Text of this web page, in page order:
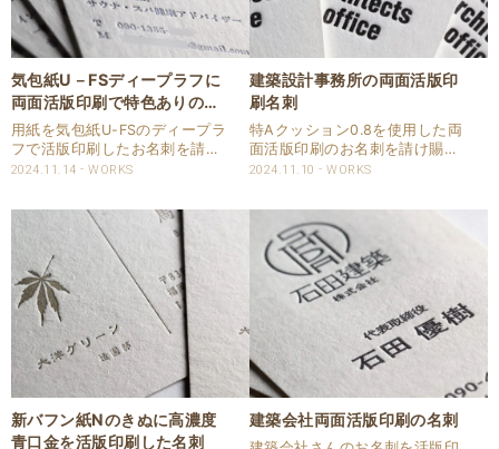
気包紙U－FSディープラフに
両面活版印刷で特色ありの名
刺
用紙を気包紙U-FSのディープラ
フで活版印刷したお名刺を請け
賜わりました。 気包紙Uの
味します。 「FS」はFSC森林認
証紙を意味しています。 用紙の
テクスチャーはライトラフ、ミ
ディア..
2024.11.14 WORKS
建築設計事務所の両面活版印
刷名刺
特Aクッション0.8を使用した両
面活版印刷のお名刺を請け賜わ
りました。 名刺は建築設計事務
印刷させて頂いています。 両面
共にスミ1色で印刷いたしまし
た。 厚みのある用紙ですのでし
っかりと印圧..
2024.11.10 WORKS
新バフン紙Nのきぬに高濃度
青口金を活版印刷した名刺
建築会社両面活版印刷の名刺